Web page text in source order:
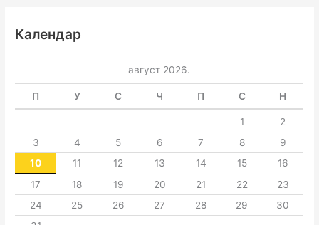
Календар
август 2026.
П У С Ч П С Н
1
2
3
4 5 6 7 8
9
10
11 12 13 14 15
16
17
18 19 20 21 22
23
24
25 26 27 28 29
30